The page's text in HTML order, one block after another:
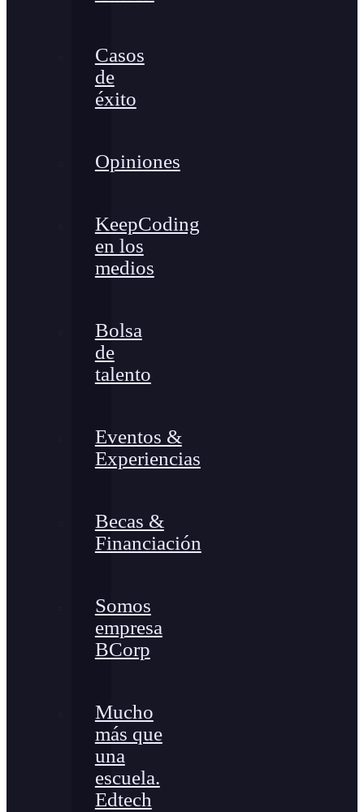
Casos
de
éxito
Opiniones
KeepCoding
en los
medios
Bolsa
de
talento
Eventos &
Experiencias
Becas &
Financiación
Somos
empresa
BCorp
Mucho
más que
una
escuela.
Edtech